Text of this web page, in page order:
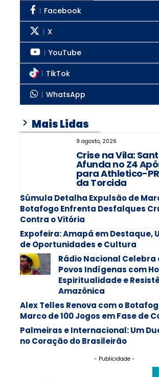
Facebook
X
YouTube
TikTok
WhatsApp
Mais Lidas
9 agosto, 2026
Crise na Vila:
Afunda no Z4
para Athletico-
da Torcida
Súmula Detalha Expulsão de
Botafogo Enfrenta Desfalques
Contra o Vitória
Expofeira: Amapá em Destaque,
de Oportunidades e Cultura
Rádio Nacional Celebra
Povos Indígenas com
Espiritualidade e
Amazônica
Alex Telles Renova com o
Marco de 100 Jogos em Fase de
Palmeiras e Internacional: Um
no Coração do Brasileirão
- Publicidade -